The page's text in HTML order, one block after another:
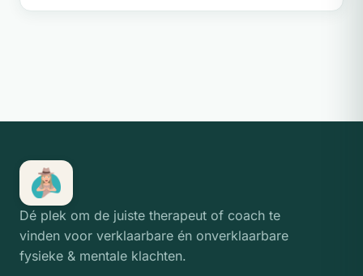
Dé plek om de juiste therapeut of coach te
vinden voor verklaarbare én onverklaarbare
fysieke & mentale klachten.